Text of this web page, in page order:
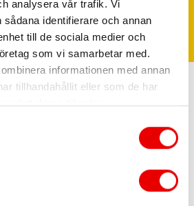
analysera vår trafik. Vi
identifierare och annan
till de sociala medier och
som vi samarbetar med.
informationen med annan
tillhandahållit eller som de har
deras tjänster.